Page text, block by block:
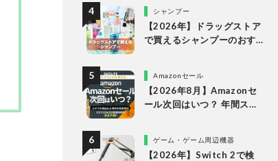
シャンプー
【2026年】ドラッグストア
で買えるシャンプーのおす
比較Amazonセール
【2026年8月】Amazonセ
ール次回はいつ？ 年間スケ
ゲーム・ゲーム周辺機器
【2026年】Switch 2で検